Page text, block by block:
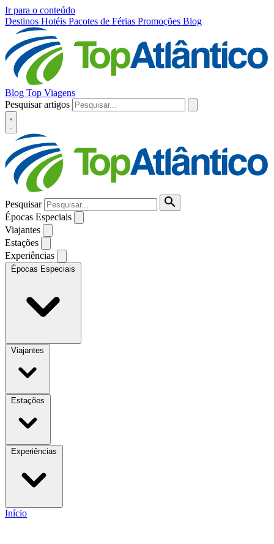
Ir para o conteúdo
Destinos Hotéis Pacotes de Férias Promoções Blog
Blog Top Viagens
Pesquisar artigos
Pesquisar
Épocas Especiais
Viajantes
Estações
Experiências
Épocas Especiais
Viajantes
Estações
Experiências
Início